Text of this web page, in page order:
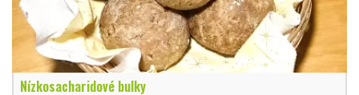
Nízkosacharidové bulky